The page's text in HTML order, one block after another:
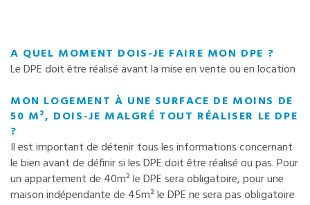
A QUEL MOMENT DOIS-JE FAIRE MON DPE ?
Le DPE doit être réalisé avant la mise en vente ou en location
MON LOGEMENT À UNE SURFACE DE MOINS DE
50 M², DOIS-JE MALGRÉ TOUT RÉALISER LE DPE
?
Il est important de détenir tous les informations concernant
le bien avant de définir si les DPE doit être réalisé ou pas. Pour
un appartement de 40m² le DPE sera obligatoire, pour une
maison indépendante de 45m² le DPE ne sera pas obligatoire